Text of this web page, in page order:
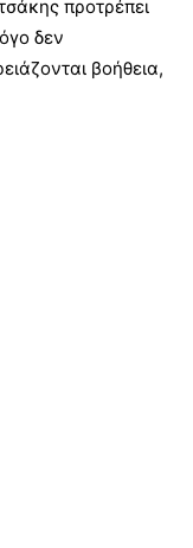
προτρέπει
δεν
βοήθεια,